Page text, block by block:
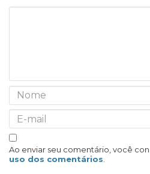
Ao enviar seu comentário, você
uso dos comentários